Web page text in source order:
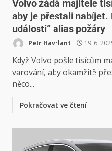
Volvo žádá majitele
aby je přestali nabíjet.
události“ alias požáry
Petr Havrlant 19. 6.
Když Volvo pošle tisícům
varování, aby okamžitě
něco...
Pokračovat ve čtení